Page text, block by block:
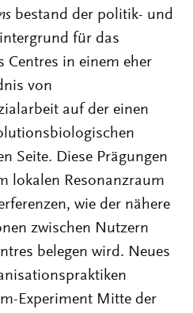
bestand der politik- und
für das
Centres in einem eher
von
auf der einen
Seite. Diese Prägungen
lokalen Resonanzraum
wie der nähere
zwischen Nutzern
belegen wird. Neues
Experiment Mitte der